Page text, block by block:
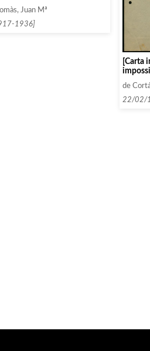
Juan Mª
1936]
[Carta
part de
de
de
22/02/